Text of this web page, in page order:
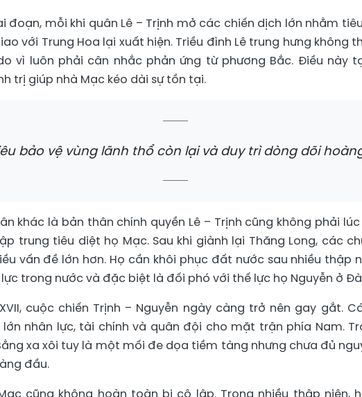
đoạn, mỗi khi quân Lê – Trịnh mở các chiến dịch lớn nhằm
với Trung Hoa lại xuất hiện. Triều đình Lê trung hưng không
vì luôn phải cân nhắc phản ứng từ phương Bắc. Điều này
trị giúp nhà Mạc kéo dài sự tồn tại.
bảo vệ vùng lãnh thổ còn lại và duy trì dòng dõi
khác là bản thân chính quyền Lê – Trịnh cũng không phải
trung tiêu diệt họ Mạc. Sau khi giành lại Thăng Long, các
vấn đề lớn hơn. Họ cần khôi phục đất nước sau nhiều thập
trong nước và đặc biệt là đối phó với thế lực họ Nguyễn ở
cuộc chiến Trịnh – Nguyễn ngày càng trở nên gay gắt.
nhân lực, tài chính và quân đội cho mặt trận phía Nam.
xa xôi tuy là một mối đe dọa tiềm tàng nhưng chưa đủ
đầu.